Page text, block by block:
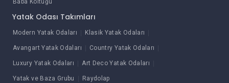
Baba Koltuğu
Yatak Odası Takımları
Modern Yatak Odaları Klasik Yatak Odaları
Avangart Yatak Odaları Country Yatak Odaları
Luxury Yatak Odaları Art Deco Yatak Odaları
Yatak ve Baza Grubu Raydolap